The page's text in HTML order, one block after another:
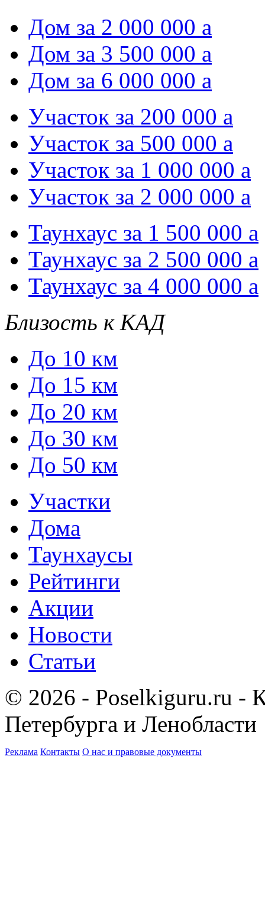
Дом за 2 000 000 a
Дом за 3 500 000 a
Дом за 6 000 000 a
Участок за 200 000 a
Участок за 500 000 a
Участок за 1 000 000 a
Участок за 2 000 000 a
Таунхаус за 1 500 000 a
Таунхаус за 2 500 000 a
Таунхаус за 4 000 000 a
Близость к КАД
До 10 км
До 15 км
До 20 км
До 30 км
До 50 км
Участки
Дома
Таунхаусы
Рейтинги
Акции
Новости
Статьи
© 2026 - Poselkiguru.ru -
Петербурга и Ленобласти
Реклама Контакты О нас и правовые документы